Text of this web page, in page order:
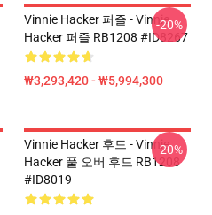
Vinnie Hacker 퍼즐 - Vinnie
Hacker 퍼즐 RB1208 #ID8267
₩3,293,420 - ₩5,994,300
-20%
Vinnie Hacker 후드 - Vinnie
Hacker 풀 오버 후드 RB1208
#ID8019
-20%